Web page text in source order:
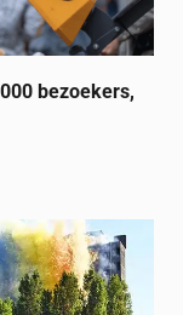
bezoekers,